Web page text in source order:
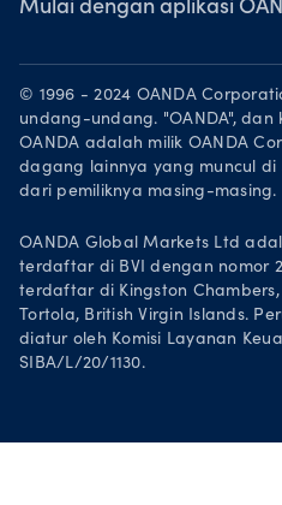
Penghargaan
Karier
Legal documents
Mulai dengan aplikasi
Unduh di App Store
Dapatkan di Google
Trading di TradingView
© 1996 - 2024 OANDA
undang-undang. "OANDA",
OANDA adalah milik OANDA
dagang lainnya yang muncul
dari pemiliknya masing-masing.
OANDA Global Markets Ltd
terdaftar di BVI dengan nomor
terdaftar di Kingston Chambers,
Tortola, British Virgin Islands.
diatur oleh Komisi Layanan
SIBA/L/20/1130.